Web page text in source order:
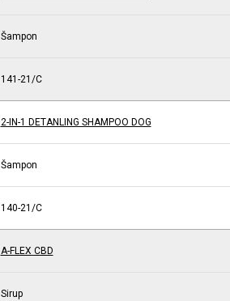
Šampon
141-21/C
2-IN-1 DETANLING SHAMPOO DOG
Šampon
140-21/C
A-FLEX CBD
Sirup